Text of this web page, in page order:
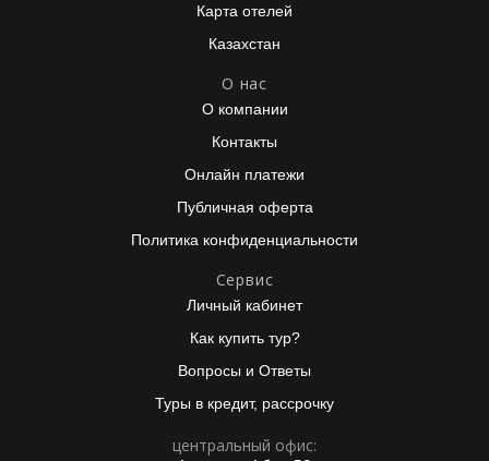
Карта отелей
Казахстан
О нас
О компании
Контакты
Онлайн платежи
Публичная оферта
Политика конфиденциальности
Сервис
Личный кабинет
Как купить тур?
Вопросы и Ответы
Туры в кредит, рассрочку
центральный офис: